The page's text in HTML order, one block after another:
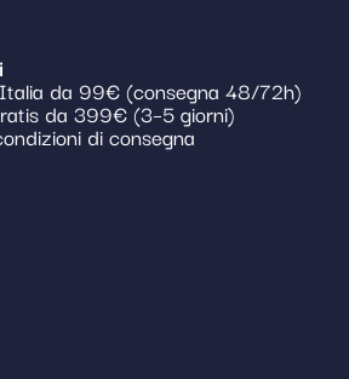
da 99€ (consegna 48/72h)
da 399€ (3–5 giorni)
di consegna